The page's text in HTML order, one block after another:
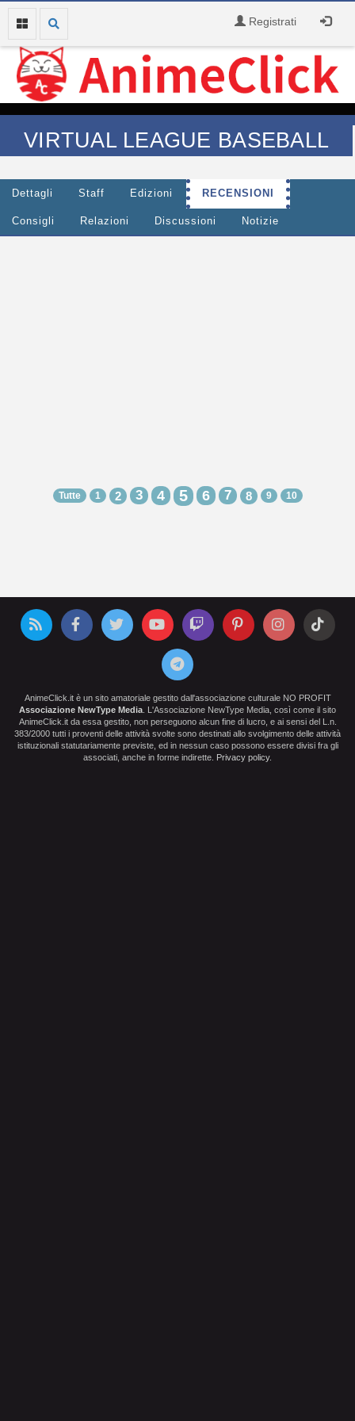
Registrati
VIRTUAL LEAGUE BASEBALL
Dettagli Staff Edizioni RECENSIONI
Consigli Relazioni Discussioni Notizie
Tutte 1 2 3 4 5 6 7 8 9 10
AnimeClick.it è un sito amatoriale gestito dall'associazione culturale NO PROFIT
Associazione NewType Media . L'Associazione NewType Media, così come il sito
AnimeClick.it da essa gestito, non perseguono alcun fine di lucro, e ai sensi del L.n.
383/2000 tutti i proventi delle attività svolte sono destinati allo svolgimento delle attività
istituzionali statutariamente previste, ed in nessun caso possono essere divisi fra gli
associati, anche in forme indirette. Privacy policy.